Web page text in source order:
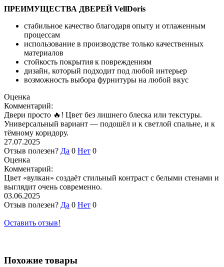
ПРЕИМУЩЕСТВА ДВЕРЕЙ VellDoris
стабильное качество благодаря опыту и отлаженным
процессам
использование в производстве только качественных
материалов
стойкость покрытия к повреждениям
дизайн, который подходит под любой интерьер
возможность выбора фурнитуры на любой вкус
Оценка
Комментарий:
Двери просто 🔥! Цвет без лишнего блеска или текстуры.
Универсальный вариант — подошёл и к светлой спальне, и к
тёмному коридору.
27.07.2025
Отзыв полезен? Да 0 Нет 0
Оценка
Комментарий:
Цвет «вулкан» создаёт стильный контраст с белыми стенами и
выглядит очень современно.
03.06.2025
Отзыв полезен? Да 0 Нет 0
Оставить отзыв!
Похожие товары